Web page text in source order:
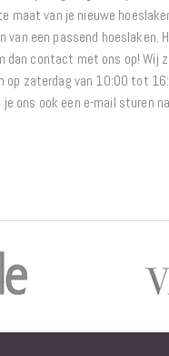
maat van je nieuwe
een passend hoeslaken.
dan contact met ons op!
op zaterdag van 10:00 tot
je ons ook een e-mail sturen